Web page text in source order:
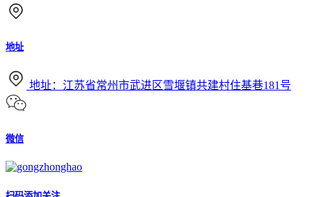
地址
地址：江苏省常州市武进区雪堰镇共建村住基巷181号
微信